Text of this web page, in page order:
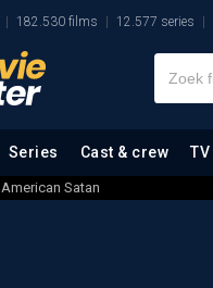
182.530 films 12.577 series
Series Cast & crew TV
American Satan